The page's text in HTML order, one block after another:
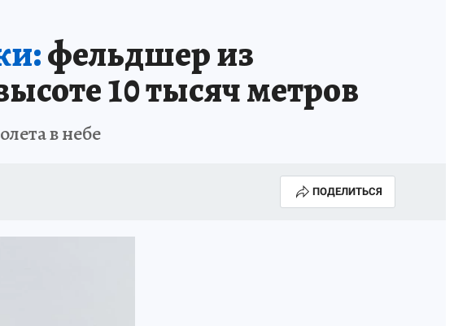
ИСПЫТАНО НА СЕБЕ
фельдшер из
10 тысяч метров
в небе
ПОДЕЛИТЬСЯ